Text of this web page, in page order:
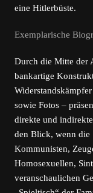
eine Hitlerbüste.
Exemplarische
Durch die Mitte der
bankartige
sowie Fotos –
direkte und
den Blick, wenn die
Kommunisten,
Homosexuellen,
veranschaulichen